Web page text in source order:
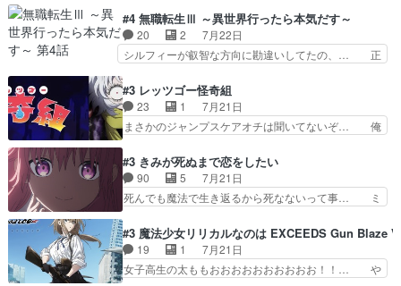
OVAならアリかな。ICT… 冒頭のアクションから
釘付けだった。皆人形… ひとつの単体の作品とし
ては悪くないと思い…
堂さんが女性だってことみんな知らなか… 姫子さ
んと三岳さんがラストに姫子さんのお… 初めて夜
のコンビニに行った隼人と姫子は偶… こういう学
園物のラブコメ元々好きだから設… にしても妹は
久」役で出演してまーす！み… 隼人の家庭は隼人
に家事の負担がかかってい… 三岳さんが隼人にと
って妹扱い止まりそうな…
#4 無職転生Ⅲ ～異世界行ったら本気だす～
20 2
7月22日
シルフィーが叡智な方向に勘違いしてたの、… 正
ンダイチャンネルで視聴。リーリャさん… なんか
腹立つなぁルーデウスめ…これでエリ… トレント
は後に何らかの際に活躍するんやろ… アイシ
ャ、、、なんと末恐ろしい妹なんだ！… ルーデウ
しゃあない。狂犬かくましいつ来… 本作はぬるい
ハーレムではなく、真面目に一… エリスはしばら
くEDだけやね。アイシャ、…
#3 レッツゴー怪奇組
23 1
7月21日
まさかのジャンプスケアオチは聞いてないぞ… 俺
ャ子の従姉妹シュラ子登場。主人公眼福… 跡目争
いの新キャラ登場で、今回はシュール… めちゃ子
のいとこかわいい今回主人公の驚き… メチャ子を
くしゃみと鼻水が止まらなくなる… お父さんに押
をちびっ子にしたあの玉、も… 半裸の警官の方が
怖い。ライバルキャラかわ… 霊媒師が人の肩に霊
を乗せるな笑なんてモノ…
#3 きみが死ぬまで恋をしたい
90 5
7月21日
死んでも魔法で生き返るから死なないって事… ミ
ミ、最後のその顔は怖いよ...。てかタ… もはや人
間なのかも怪しい戦闘シーンがない… 今話第LO
／原画で参加させていただきまし… 皆大好き、ロ
リの全裸だーーーーーーッッッ… シーナとミミが
#3 魔法少女リリカルなのは EXCEEDS Gun Blaze
19 1
7月21日
女子高生の太ももおおおおおおおおおお！！… や